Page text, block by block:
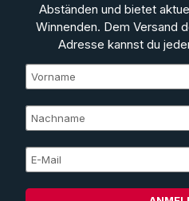
Abständen und bietet
Winnenden. Dem Versand
Adresse kannst du